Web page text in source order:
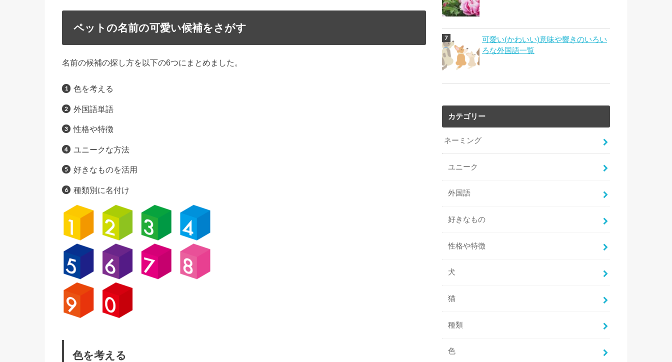
ペットの名前の可愛い候補をさがす
名前の候補の探し方を以下の6つにまとめました。
色を考える
外国語単語
性格や特徴
ユニークな方法
好きなものを活用
種類別に名付け
色を考える
可愛い(かわいい)意味や響きのいろい
ろな外国語一覧
カテゴリー
ネーミング
ユニーク
外国語
好きなもの
性格や特徴
犬
猫
種類
色